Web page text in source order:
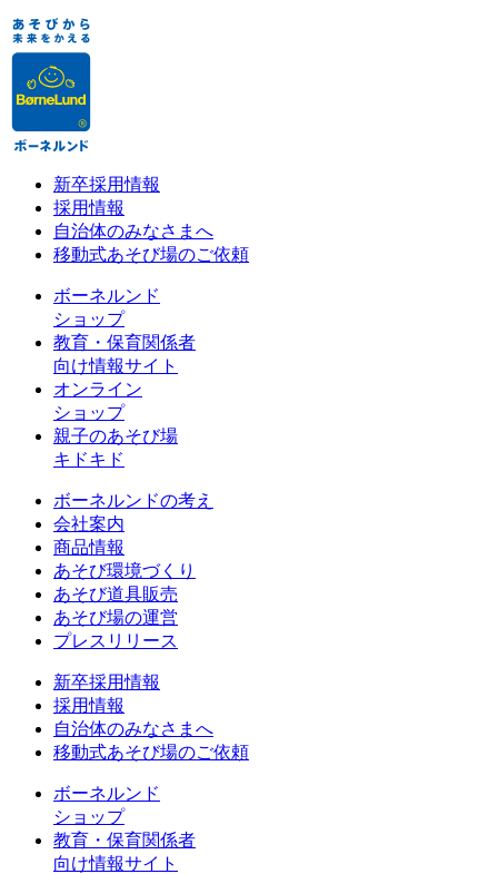
新卒採用情報
採用情報
自治体のみなさまへ
移動式あそび場のご依頼
ボーネルンド
ショップ
教育・保育関係者
向け情報サイト
オンライン
ショップ
親子のあそび場
キドキド
ボーネルンドの考え
会社案内
商品情報
あそび環境づくり
あそび道具販売
あそび場の運営
プレスリリース
新卒採用情報
採用情報
自治体のみなさまへ
移動式あそび場のご依頼
ボーネルンド
ショップ
教育・保育関係者
向け情報サイト